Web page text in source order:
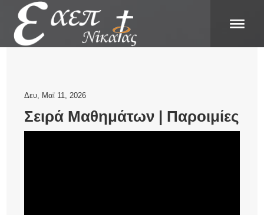
Δευ, Μαϊ 11, 2026
Σειρά Μαθημάτων | Παροιμίες